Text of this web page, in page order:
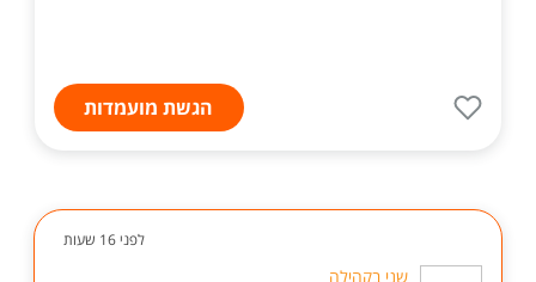
הגשת מועמדות
לפני 16 שעות
שני בקהילה